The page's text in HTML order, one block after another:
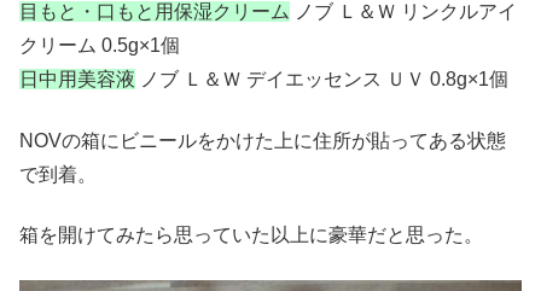
目もと・口もと用保湿クリーム ノブ Ｌ＆Ｗ リンクルアイ
クリーム 0.5g×1個
日中用美容液 ノブ Ｌ＆Ｗ デイエッセンス ＵＶ 0.8g×1個
NOVの箱にビニールをかけた上に住所が貼ってある状態
で到着。
箱を開けてみたら思っていた以上に豪華だと思った。